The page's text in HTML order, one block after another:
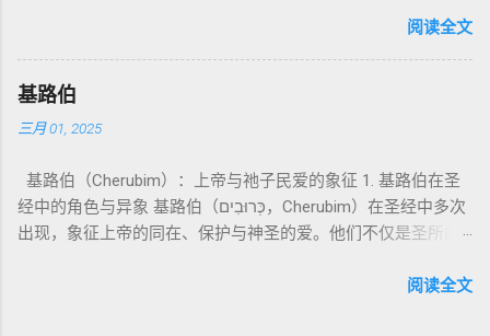
观 ：以诺将“巨人之灵”为游行污灵的渊源学解释，补给了新约
驱魔叙事背后的“灵界词库”（可1、路8；亦参弗6:12“执政掌
权”）。 阴间与审判意象 ：Sheol 的分区、册卷与火刑等图像，
：以诺传统对压迫者的“祸哉”，与 雅各书 对不义富者的警告
（雅5）形成呼应。 ...
权 代表 受托 执行 神 旨意 的 人（ 如 摩西） 出 7: 1 神 的 代言
人（ divine proxy） 6. 强调 威严 复数 形式 强调 尊贵 超自然 的
显现 撒 上 28: 13 灵界 显现 或 尊称（ majestic plural） 三、
每一 类 的 代表 经文 解读 1. 真神 的 独 一 性（ 创世 记 1: 1） “
בְּרֵאשִׁית בָּרָא אֱלֹהִים...” “ 起初， 神（ Elohim） 创造 天地。” 尽
语法 结构 显示 这 是在 强调 一位 ...
的曾祖父——的名义写成，包含大量关于天使、堕落、审判和弥
行，神将他取去，他就不在世了。” 这一神秘的记载激发了后世
关于以诺与神的关系、天国奥秘的丰富想象。《以诺书》便是
这种想象的结晶。 📖《以诺书》的主要内容 《以诺书》并非一
之书》（1 Enoch 1-36） 讲述堕落天使（守望者，Watchers）
如何违背神的命令，与人类女子结合，生下巨人（Nephilim）。
这些天使教授人类各种知识，如金属锻造、药草使用和占星
洪水洁净世界。 这一描述与《创世记 6:1-4》的“神的众子”相呼
阅读全文
基路伯
三月 01, 2025
基路伯（Cherubim）：上帝与祂子民爱的象征 1. 基路伯在圣
经中的角色与异象 基路伯（כְּרוּבִים，Cherubim）在圣经中多次
出现，象征上帝的同在、保护与神圣的爱。他们不仅是圣所的
护者 在《创世记》3:24中，基路伯首次出现，被安置在伊甸园
阅读全文